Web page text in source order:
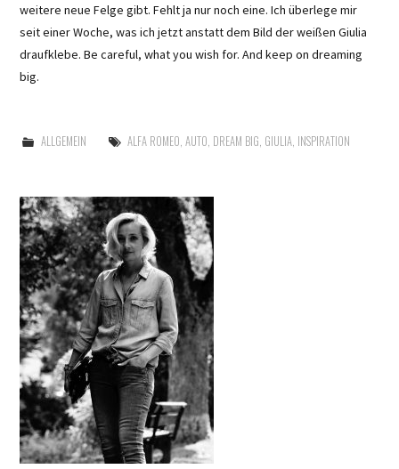
weitere neue Felge gibt. Fehlt ja nur noch eine. Ich überlege mir
seit einer Woche, was ich jetzt anstatt dem Bild der weißen Giulia
draufklebe. Be careful, what you wish for. And keep on dreaming
big.
ALLGEMEIN ALFA ROMEO AUTO DREAM BIG GIULIA, INSPIRATION